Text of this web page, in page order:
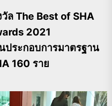
ล The Best of SHA
2021
ประกอบการมาตรฐาน
160 ราย